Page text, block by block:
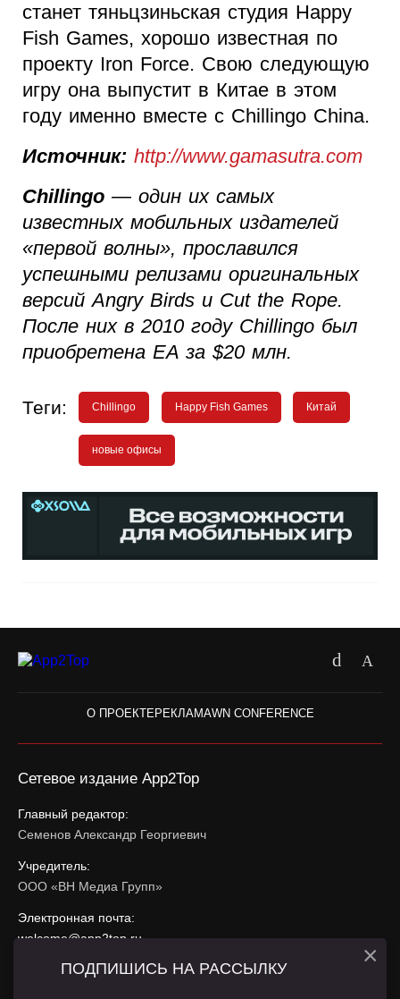
станет тяньцзиньская студия Happy
Fish Games, хорошо известная по
проекту Iron Force. Свою следующую
игру она выпустит в Китае в этом
году именно вместе с Chillingo China.
Источник: http://www.gamasutra.com
Chillingo — один их самых
известных мобильных издателей
«первой волны», прославился
успешными релизами оригинальных
версий Angry Birds и Cut the Rope.
После них в 2010 году Chillingo был
приобретена EA за $20 млн.
Теги: Chillingo Happy Fish Games Китай
новые офисы
О ПРОЕКТЕРЕКЛАМАWN CONFERENCE
Сетевое издание App2Top
Главный редактор:
Семенов Александр Георгиевич
Учредитель:
ООО «ВН Медиа Групп»
Электронная почта:
welcome@app2top.ru
При использовании материалов активная ссылка на
ПОДПИШИСЬ НА РАССЫЛКУ ×